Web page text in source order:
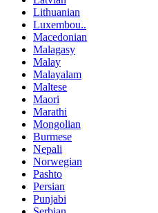
Lithuanian
Luxembou..
Macedonian
Malagasy
Malay
Malayalam
Maltese
Maori
Marathi
Mongolian
Burmese
Nepali
Norwegian
Pashto
Persian
Punjabi